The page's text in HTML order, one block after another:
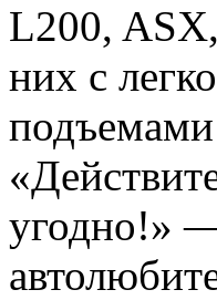
L200,
них с
угодно!»